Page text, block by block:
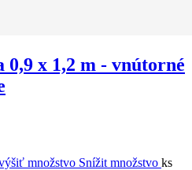
0,9 x 1,2 m - vnútorné
množstvo Snížit množstvo ks